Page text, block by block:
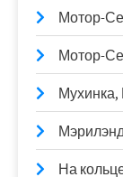
Мотор-
Мотор-
На